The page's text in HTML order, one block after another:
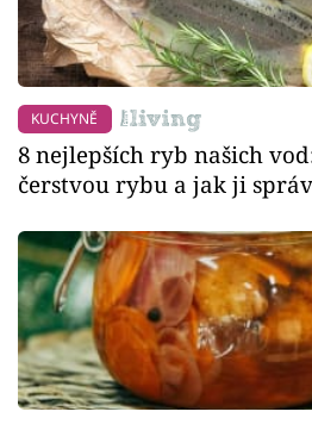
KUCHYNĚ
8 nejlepších ryb našich
čerstvou rybu a jak ji